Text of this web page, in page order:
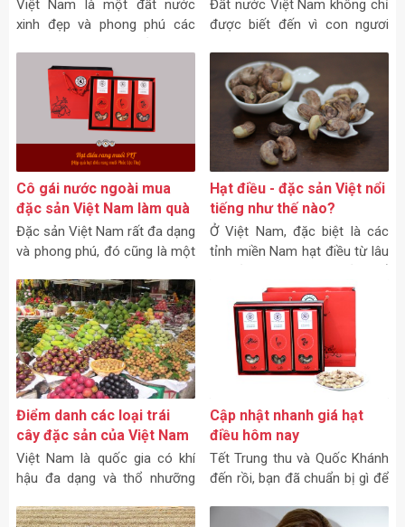
Việt Nam là một đất nước
xinh đẹp và phong phú các
nhau. Chúng ta thêm yêu đất
nước, con người Việt Nam
qua các loại đặc sản vùng
Đất nước Việt Nam không chỉ
được biết đến vì con ngươi
là sự nổi tiếng của các loại
đặc sản.
Cô gái nước ngoài mua
đặc sản Việt Nam làm quà
tặng gia đình
Đặc sản Việt Nam rất đa dạng
và phong phú, đó cũng là một
khách tới Việt Nam khi muốn
mua đặc sản Việt nam làm
quà tặng.
Hạt điều - đặc sản Việt nổi
tiếng như thế nào?
Ở Việt Nam, đặc biệt là các
tỉnh miền Nam hạt điều từ lâu
biến trong các dịp lễ tết.
Điểm danh các loại trái
cây đặc sản của Việt Nam
Việt Nam là quốc gia có khí
hậu đa dạng và thổ nhưỡng
thái rất đa dạng đặc biệt là
Cập nhật nhanh giá hạt
điều hôm nay
Tết Trung thu và Quốc Khánh
đến rồi, bạn đã chuẩn bị gì để
cùng Dihona cập nhập nhanh